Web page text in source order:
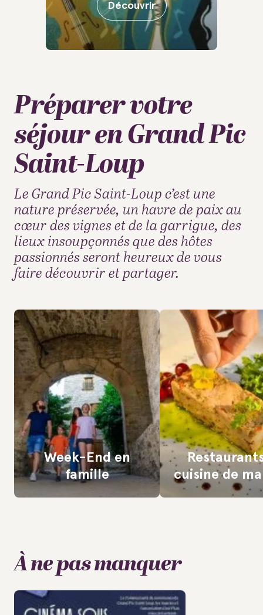
Découvrir
Préparer votre
séjour en Grand Pic
Saint-Loup
Le Grand Pic Saint-Loup c’est une
nature préservée, un havre de paix au
cœur des vignes et de la garrigue, des
lieux insoupçonnés que des hôtes
passionnés seront heureux de vous
faire découvrir et partager.
Week-End en
famille
cuisine de
À ne pas manquer